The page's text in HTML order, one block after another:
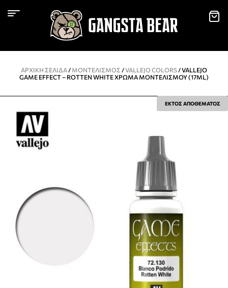
ΑΡΧΙΚΉ ΣΕΛΊΔΑ/ ΜΟΝΤΕΛΙΣΜΌΣ /VALLEJO COLORS/ VALLEJO
GAME EFFECT – ROTTEN WHITE ΧΡΏΜΑ ΜΟΝΤΕΛΙΣΜΟΎ (17ML)
ΕΚΤΟΣ ΑΠΟΘΕΜΑΤΟΣ